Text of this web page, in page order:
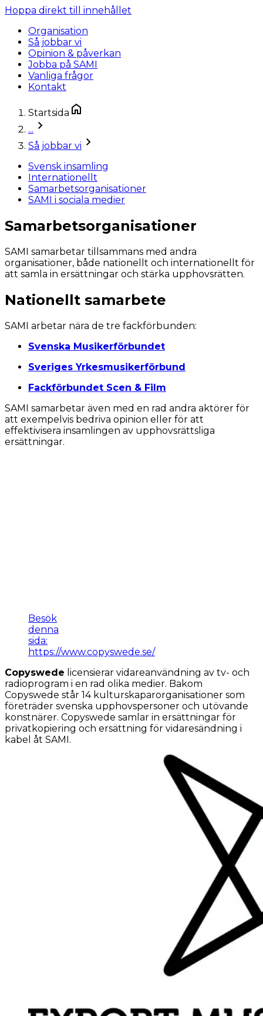
Hoppa direkt till innehållet
Organisation
Så jobbar vi
Opinion & påverkan
Jobba på SAMI
Vanliga frågor
Kontakt
Startsida
...
Så jobbar vi
Svensk insamling
Internationellt
Samarbetsorganisationer
SAMI i sociala medier
Samarbetsorganisationer
SAMI samarbetar tillsammans med andra
organisationer, både nationellt och internationellt för
att samla in ersättningar och stärka upphovsrätten.
Nationellt samarbete
SAMI arbetar nära de tre fackförbunden:
Svenska Musikerförbundet
Sveriges Yrkesmusikerförbund
Fackförbundet Scen & Film
SAMI samarbetar även med en rad andra aktörer för
att exempelvis bedriva opinion eller för att
effektivisera insamlingen av upphovsrättsliga
ersättningar.
Besök
denna
sida:
https://www.copyswede.se/
Copyswede licensierar vidareanvändning av tv- och
radioprogram i en rad olika medier. Bakom
Copyswede står 14 kulturskaparorganisationer som
företräder svenska upphovspersoner och utövande
konstnärer. Copyswede samlar in ersättningar för
privatkopiering och ersättning för vidaresändning i
kabel åt SAMI.